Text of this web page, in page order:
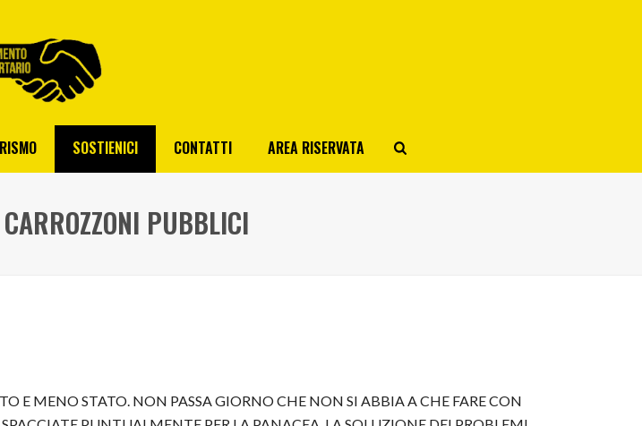
SOSTIENICI CONTATTI AREA RISERVATA
PUBBLICI
E MENO STATO. NON PASSA GIORNO CHE NON SI ABBIA A CHE FARE CON